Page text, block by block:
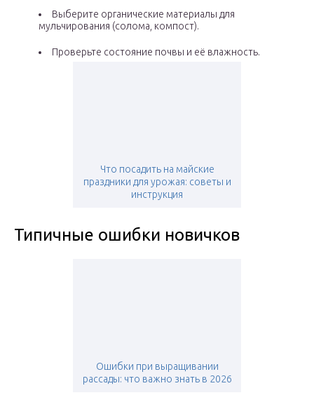
Выберите органические материалы для
мульчирования (солома, компост).
Проверьте состояние почвы и её влажность.
Что посадить на майские
праздники для урожая: советы и
инструкция
Типичные ошибки новичков
Ошибки при выращивании
рассады: что важно знать в 2026